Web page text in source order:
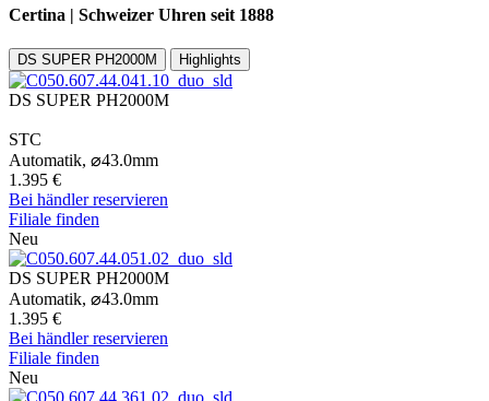
Certina | Schweizer Uhren seit 1888
DS SUPER PH2000M Highlights
DS SUPER PH2000M
STC
Automatik, ⌀43.0mm
1.395 €
Bei händler reservieren
Filiale finden
Neu
DS SUPER PH2000M
Automatik, ⌀43.0mm
1.395 €
Bei händler reservieren
Filiale finden
Neu